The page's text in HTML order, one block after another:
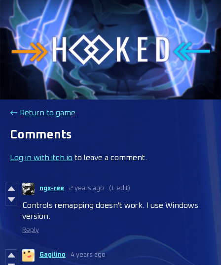
← Return to game
Comments
Log in with itch.io to leave a comment.
ngx-ree 2 years ago (1 edit)
Controls remapping doesn't work. I use Windows
version.
Reply
Gagilino 4 years ago